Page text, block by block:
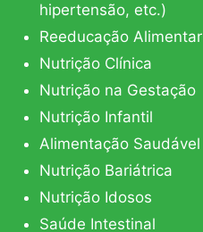
hipertensão, etc.)
Reeducação Alimentar
Nutrição Clínica
Nutrição na Gestação
Nutrição Infantil
Alimentação Saudável
Nutrição Bariátrica
Nutrição Idosos
Saúde Intestinal